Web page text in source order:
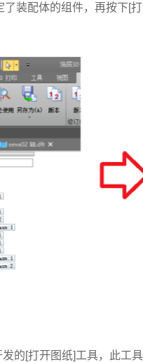
装配体的组件，再按下[
的[打开图纸]工具，此工